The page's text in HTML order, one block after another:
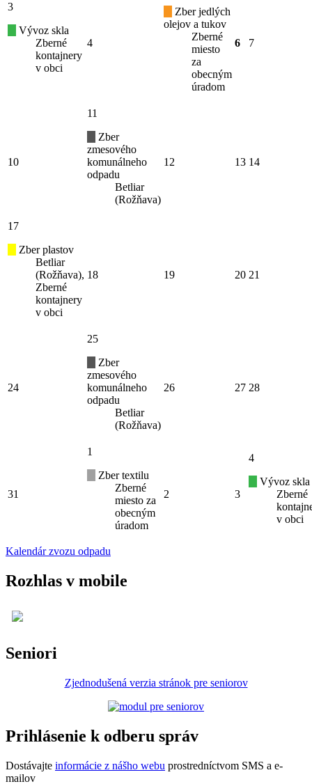
3
Vývoz skla
Zberné
kontajnery
v obci
4
Zber jedlých
olejov a tukov
Zberné
miesto
za
obecným
úradom
6 7
10
11
Zber
zmesového
komunálneho
odpadu
Betliar
(Rožňava)
12 13 14
17
Zber plastov
Betliar
(Rožňava),
Zberné
kontajnery
v obci
18 19 20 21
24
25
Zber
zmesového
komunálneho
odpadu
Betliar
(Rožňava)
26 27 28
31
1
Zber textilu
Zberné
miesto za
obecným
úradom
2 3
4
Vývoz skla
Zberné
v obci
Kalendár zvozu odpadu
Rozhlas v mobile
Seniori
Zjednodušená verzia stránok pre seniorov
Prihlásenie k odberu správ
Dostávajte informácie z nášho webu prostredníctvom SMS a e-
mailov